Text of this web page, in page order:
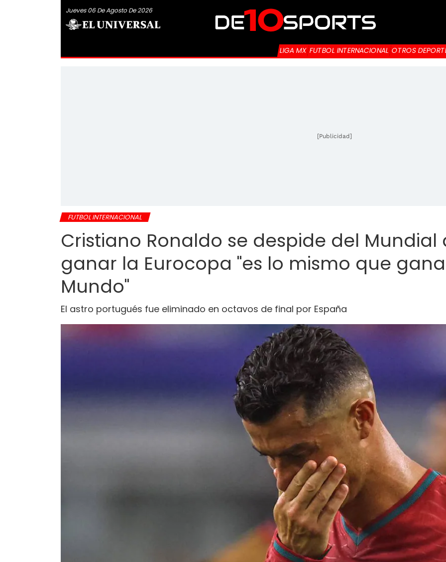
Jueves 06 De Agosto De 2026
LIGA MX FUTBOL INTERNACIONAL OTROS
[Publicidad]
FUTBOL INTERNACIONAL
Cristiano Ronaldo se despide del
ganar la Eurocopa "es lo mismo que
Mundo"
El astro portugués fue eliminado en octavos de final por España